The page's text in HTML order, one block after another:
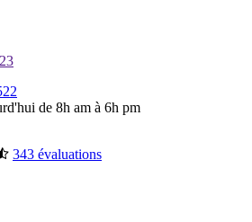
de 8h am à 6h pm
343 évaluations